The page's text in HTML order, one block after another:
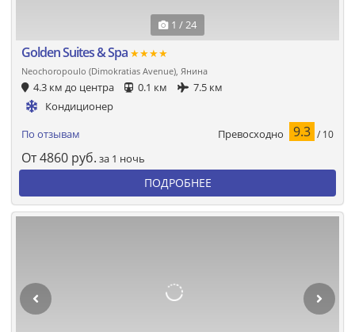
1 / 24
Golden Suites & Spa ★★★★
Neochoropoulo (Dimokratias Avenue), Янина
4.3 км до центра 0.1 км
7.5 км
Кондиционер
По отзывам Превосходно 9.3 / 10
От4860 руб. за 1 ночь
ПОДРОБНЕЕ